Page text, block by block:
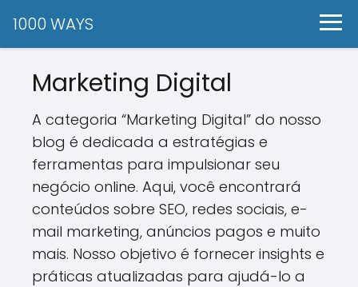
1000 WAYS
Marketing Digital
A categoria “Marketing Digital” do nosso
blog é dedicada a estratégias e
ferramentas para impulsionar seu
negócio online. Aqui, você encontrará
conteúdos sobre SEO, redes sociais, e-
mail marketing, anúncios pagos e muito
mais. Nosso objetivo é fornecer insights e
práticas atualizadas para ajudá-lo a